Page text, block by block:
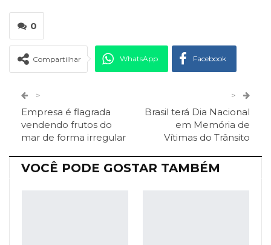
0
Compartilhar WhatsApp Facebook
ReddIt
>
Empresa é flagrada
vendendo frutos do
mar de forma irregular
>
Brasil terá Dia Nacional
em Memória de
Vítimas do Trânsito
VOCÊ PODE GOSTAR TAMBÉM